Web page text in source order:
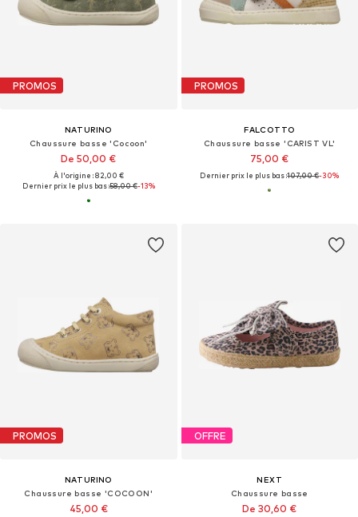
PROMOS
NATURINO
Chaussure basse 'Cocoon'
De 50,00 €
À l'origine : 82,00 €
Dernier prix le plus bas :58,00 €-13%
PROMOS
FALCOTTO
Chaussure basse 'CARIST VL'
75,00 €
Dernier prix le plus bas :107,00 €-30%
PROMOS
NATURINO
Chaussure basse 'COCOON'
45,00 €
OFFRE
NEXT
Chaussure basse
De 30,60 €